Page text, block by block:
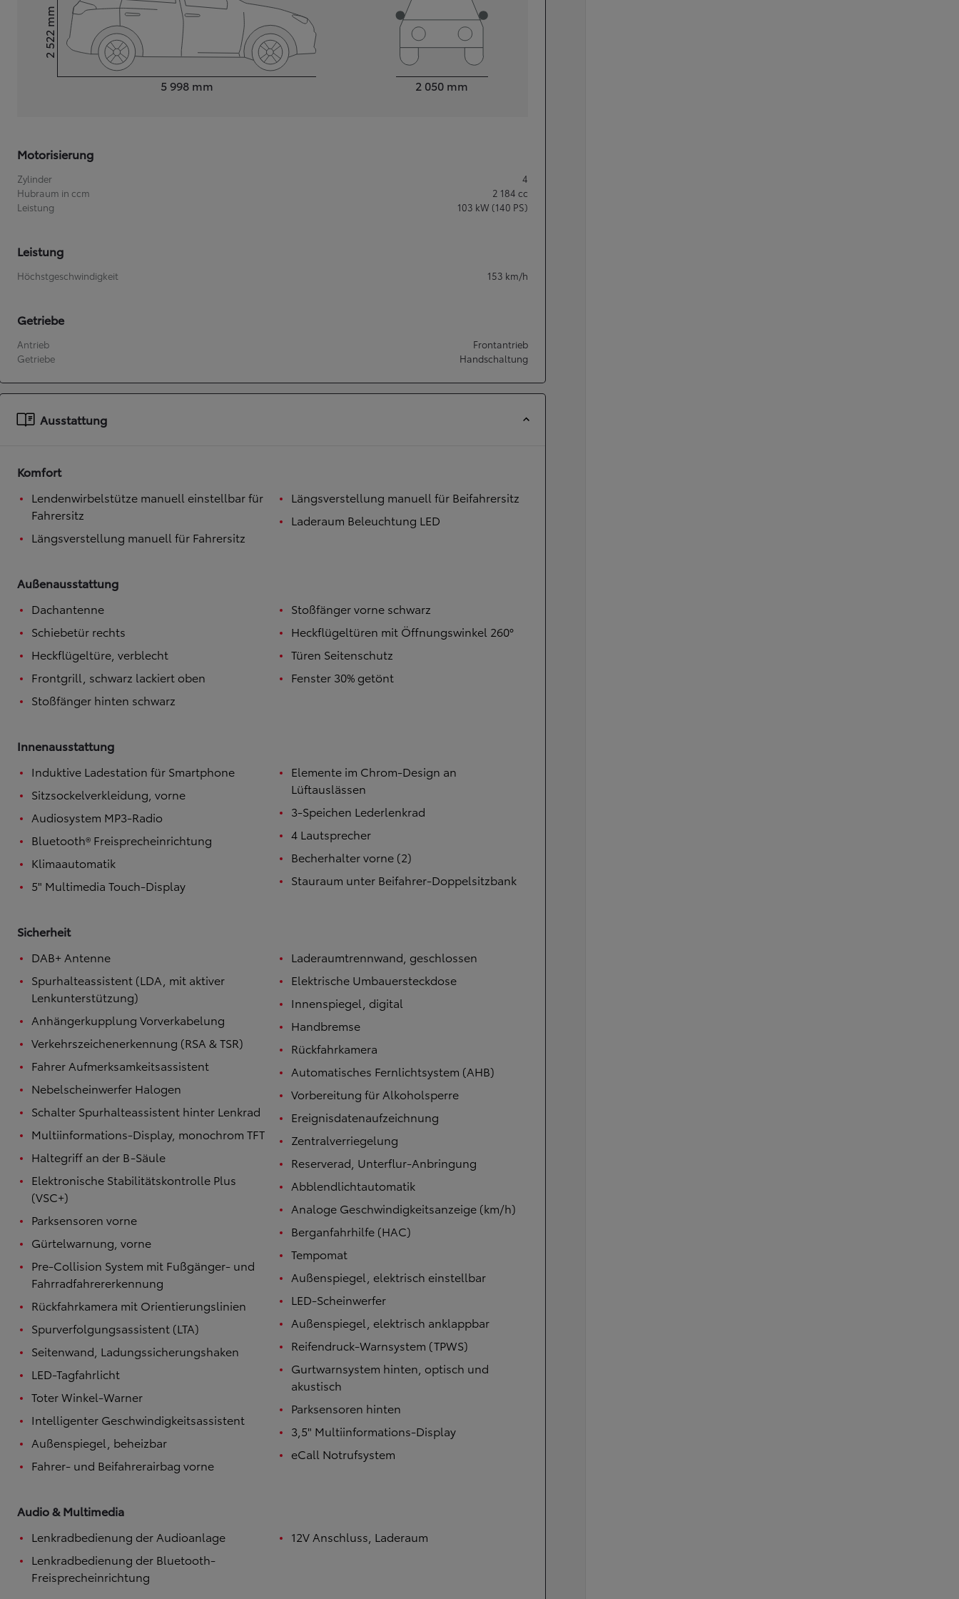
VOLLELEKTRISCH
Ab
Hilux
Ab
Der neue GR GT
BENZIN
5 998 mm
Höhe2 522
mm
2 050 mm
Motorisierung
Zylinder
4
Hubraum in ccm
2 184 cc
Leistung
103 kW (140 PS)
Leistung
Höchstgeschwindigkeit 153 km/h
Getriebe
Antrieb
Frontantrieb
Getriebe
Handschaltung
Ausstattung
Komfort
Lendenwirbelstütze manuell einstellbar für
Fahrersitz
Längsverstellung manuell für Fahrersitz
Längsverstellung manuell für Beifahrersitz
Laderaum Beleuchtung LED
Außenausstattung
Dachantenne
Schiebetür rechts
Heckflügeltüre, verblecht
Frontgrill, schwarz lackiert oben
Stoßfänger hinten schwarz
Stoßfänger vorne schwarz
Heckflügeltüren mit Öffnungswinkel 260°
Türen Seitenschutz
Fenster 30% getönt
Innenausstattung
Induktive Ladestation für Smartphone
Sitzsockelverkleidung, vorne
Audiosystem MP3-Radio
Bluetooth® Freisprecheinrichtung
Klimaautomatik
5" Multimedia Touch-Display
Elemente im Chrom-Design an
Lüftauslässen
3-Speichen Lederlenkrad
4 Lautsprecher
Becherhalter vorne (2)
Stauraum unter Beifahrer-Doppelsitzbank
Sicherheit
DAB+ Antenne
Spurhalteassistent (LDA, mit aktiver
Lenkunterstützung)
Anhängerkupplung Vorverkabelung
Verkehrszeichenerkennung (RSA & TSR)
Fahrer Aufmerksamkeitsassistent
Nebelscheinwerfer Halogen
Schalter Spurhalteassistent hinter Lenkrad
Multiinformations-Display, monochrom TFT
Haltegriff an der B-Säule
Elektronische Stabilitätskontrolle Plus
(VSC+)
Parksensoren vorne
Gürtelwarnung, vorne
Pre-Collision System mit Fußgänger- und
Fahrradfahrererkennung
Rückfahrkamera mit Orientierungslinien
Spurverfolgungsassistent (LTA)
Seitenwand, Ladungssicherungshaken
LED-Tagfahrlicht
Toter Winkel-Warner
Intelligenter Geschwindigkeitsassistent
Außenspiegel, beheizbar
Fahrer- und Beifahrerairbag vorne
Laderaumtrennwand, geschlossen
Elektrische Umbauersteckdose
Innenspiegel, digital
Handbremse
Rückfahrkamera
Automatisches Fernlichtsystem (AHB)
Vorbereitung für Alkoholsperre
Ereignisdatenaufzeichnung
Zentralverriegelung
Reserverad, Unterflur-Anbringung
Abblendlichtautomatik
Analoge Geschwindigkeitsanzeige (km/h)
Berganfahrhilfe (HAC)
Tempomat
Außenspiegel, elektrisch einstellbar
LED-Scheinwerfer
Außenspiegel, elektrisch anklappbar
Reifendruck-Warnsystem (TPWS)
Gurtwarnsystem hinten, optisch und
akustisch
Parksensoren hinten
3,5" Multiinformations-Display
eCall Notrufsystem
Audio & Multimedia
Lenkradbedienung der Audioanlage
Lenkradbedienung der Bluetooth-
Freisprecheinrichtung
12V Anschluss, Laderaum